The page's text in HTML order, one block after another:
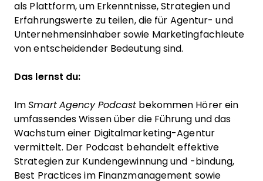
als Plattform, um Erkenntnisse, Strategien und
Erfahrungswerte zu teilen, die für Agentur- und
Unternehmensinhaber sowie Marketingfachleute
von entscheidender Bedeutung sind.
Das lernst du:
ImSmart Agency Podcast bekommen Hörer ein
umfassendes Wissen über die Führung und das
Wachstum einer Digitalmarketing-Agentur
vermittelt. Der Podcast behandelt effektive
Strategien zur Kundengewinnung und -bindung,
Best Practices im Finanzmanagement sowie